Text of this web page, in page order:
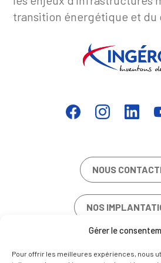
Gérer le
Pour offrir les meilleures expériences, nous
transition énergétique et du
NOUS
NOS